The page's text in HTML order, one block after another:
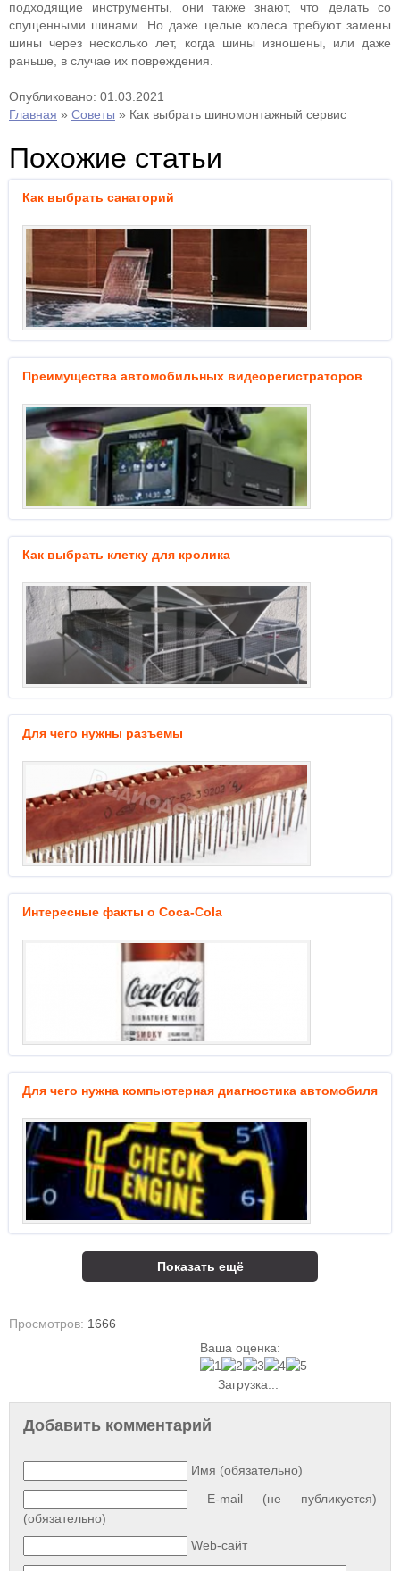
подходящие инструменты, они также знают, что делать со
спущенными шинами. Но даже целые колеса требуют замены
шины через несколько лет, когда шины изношены, или даже
раньше, в случае их повреждения.
Опубликовано: 01.03.2021
Главная » Советы » Как выбрать шиномонтажный сервис
Похожие статьи
Как выбрать санаторий
Преимущества автомобильных видеорегистраторов
Как выбрать клетку для кролика
Для чего нужны разъемы
Интересные факты о Coca-Cola
Для чего нужна компьютерная диагностика автомобиля
Показать ещё
Просмотров: 1666
Ваша оценка:
Загрузка...
Добавить комментарий
Имя (обязательно)
E-mail (не публикуется)
(обязательно)
Web-сайт